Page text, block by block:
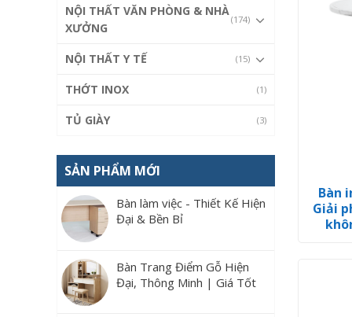
NỘI THẤT VĂN PHÒNG & NHÀ
XƯỞNG
(174)
NỘI THẤT Y TẾ (15)
THỚT INOX (1)
TỦ GIÀY (3)
SẢN PHẨM MỚI
Bàn làm việc - Thiết Kế Hiện
Đại & Bền Bỉ
Bàn Trang Điểm Gỗ Hiện
Đại, Thông Minh | Giá Tốt
Bàn
Giải